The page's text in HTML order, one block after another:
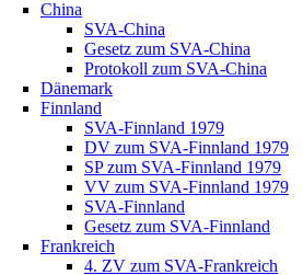
China
SVA-China
Gesetz zum SVA-China
Protokoll zum SVA-China
Dänemark
Finnland
SVA-Finnland 1979
DV zum SVA-Finnland 1979
SP zum SVA-Finnland 1979
VV zum SVA-Finnland 1979
SVA-Finnland
Gesetz zum SVA-Finnland
Frankreich
4. ZV zum SVA-Frankreich